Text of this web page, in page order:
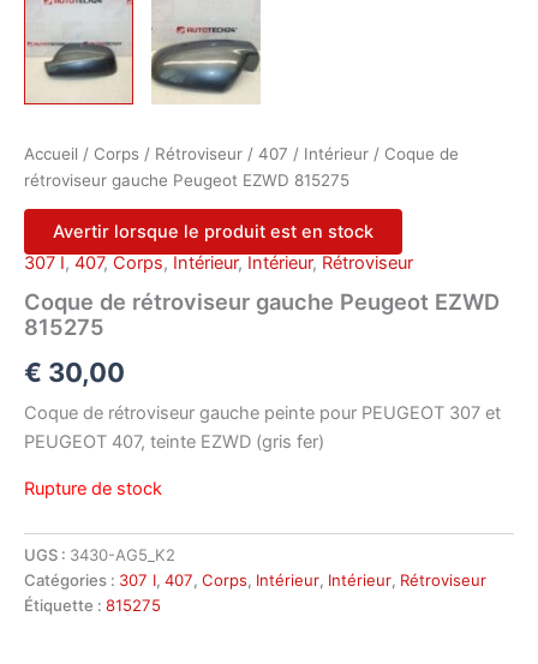
Accueil / Corps / Rétroviseur / 407 / Intérieur / Coque de
rétroviseur gauche Peugeot EZWD 815275
Avertir lorsque le produit est en stock
307 I, 407, Corps, Intérieur, Intérieur, Rétroviseur
Coque de rétroviseur gauche Peugeot EZWD
815275
€ 30,00
Coque de rétroviseur gauche peinte pour PEUGEOT 307 et
PEUGEOT 407, teinte EZWD (gris fer)
Rupture de stock
UGS : 3430-AG5_K2
Catégories : 307 I, 407, Corps, Intérieur, Intérieur, Rétroviseur
Étiquette : 815275